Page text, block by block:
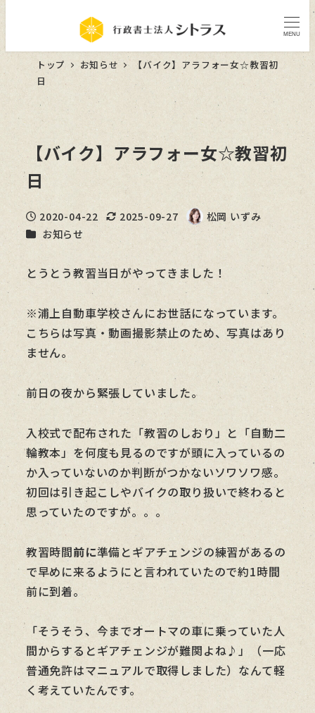
MENU
トップ お知らせ
【バイク】アラフォー女☆教習初
日
【バイク】アラフォー女☆教習初
日
投稿日
2020-04-22
更新日
2025-09-27
著
松岡 いずみ
カテゴリー
お知らせ
とうとう教習当日がやってきました！
※浦上自動車学校さんにお世話になっています。
こちらは写真・動画撮影禁止のため、写真はあり
ません。
前日の夜から緊張していました。
入校式で配布された「教習のしおり」と「自動二
輪教本」を何度も見るのですが頭に入っているの
か入っていないのか判断がつかないソワソワ感。
初回は引き起こしやバイクの取り扱いで終わると
思っていたのですが。。。
教習時間前に準備とギアチェンジの練習があるの
で早めに来るようにと言われていたので約1時間
前に到着。
「そうそう、今までオートマの車に乗っていた人
間からするとギアチェンジが難関よね♪」（一応
普通免許はマニュアルで取得しました）なんて軽
く考えていたんです。